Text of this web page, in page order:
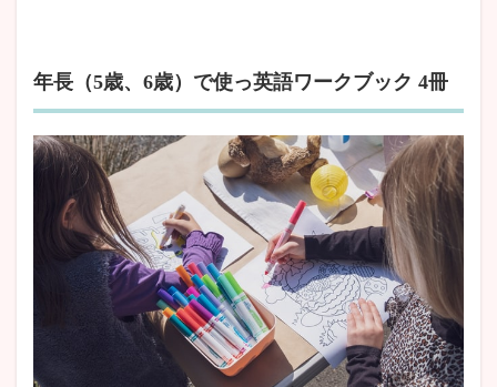
年長（5歳、6歳）で使っ英語ワークブック 4冊